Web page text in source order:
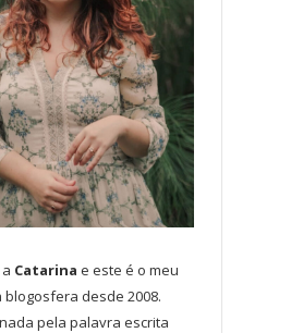
Catarina e este é o meu
desde 2008.
pela palavra escrita